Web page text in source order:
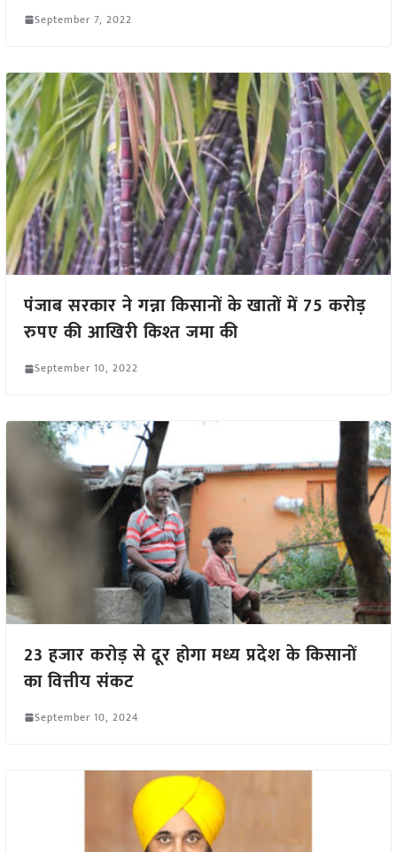
September 7, 2022
पंजाब सरकार ने गन्ना किसानों के खातों में 75 करोड़
रुपए की आखिरी किश्त जमा की
September 10, 2022
23 हजार करोड़ से दूर होगा मध्य प्रदेश के किसानों
का वित्तीय संकट
September 10, 2024